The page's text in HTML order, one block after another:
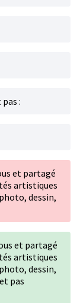
:
et partagé
artistiques
dessin,
et partagé
artistiques
dessin,
pas